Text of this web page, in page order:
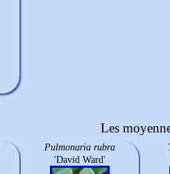
Les
Pulmonaria rubra
'David Ward'